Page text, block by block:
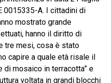
0015335-A. I cittadini di
mostrato grande
hanno il diritto di
tre mesi, cosa è stato
capire a quale età risale il
di mosaico in terracotta” e
voltata in grandi blocchi